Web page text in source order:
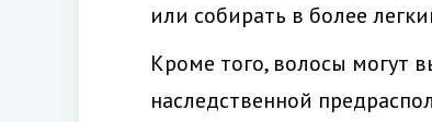
или собирать в более
Кроме того, волосы могут
наследственной